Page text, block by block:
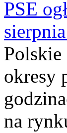
PSE
Polskie
okresy
na